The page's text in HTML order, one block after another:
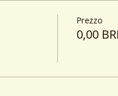
Prezzo
0,00